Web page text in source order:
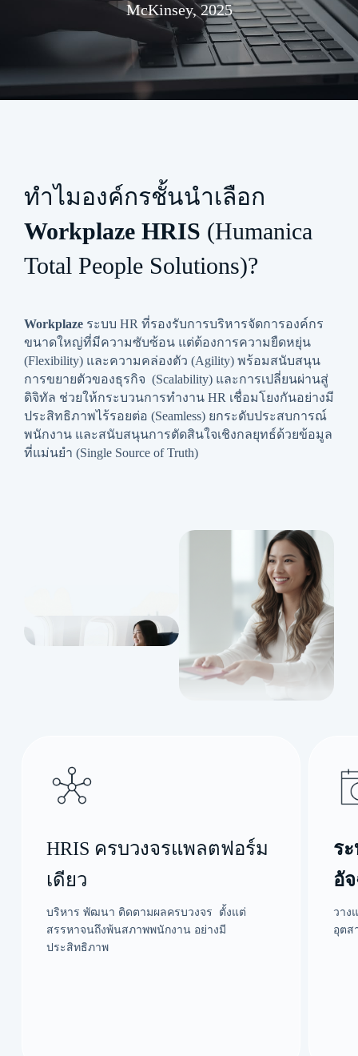
McKinsey, 2025
ทำไมองค์กรชั้นนำเลือก
Workplaze HRIS (Humanica
Total People Solutions)?
Workplaze ระบบ HR ที่รองรับการบริหารจัดการองค์กร
ขนาดใหญ่ที่มีความซับซ้อน แต่ต้องการความยืดหยุ่น
(Flexibility) และความคล่องตัว (Agility) พร้อมสนับสนุน
การขยายตัวของธุรกิจ (Scalability) และการเปลี่ยนผ่านสู่
ดิจิทัล ช่วยให้กระบวนการทำงาน HR เชื่อมโยงกันอย่างมี
ประสิทธิภาพไร้รอยต่อ (Seamless) ยกระดับประสบการณ์
พนักงาน และสนับสนุนการตัดสินใจเชิงกลยุทธ์ด้วยข้อมูล
ที่แม่นยำ (Single Source of Truth)
HRIS ครบวงจรแพลตฟอร์ม
เดียว
บริหาร พัฒนา ติดตามผลครบวงจร ตั้งแต่
สรรหาจนถึงพ้นสภาพพนักงาน อย่างมี
ประสิทธิภาพ
ร
อั
วาง
อุตส